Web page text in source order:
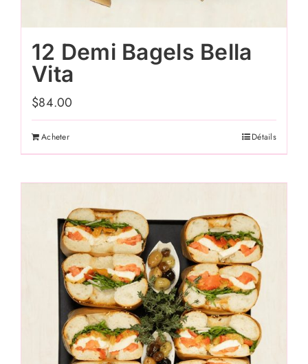
12 Demi Bagels Bella
Vita
$84.00
Acheter Détails